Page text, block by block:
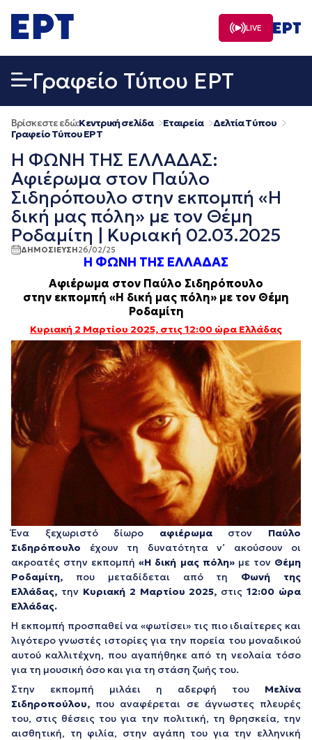
σε
περιεχόμενο
LIVE
Γραφείο Τύπου ΕΡΤ
Βρίσκεστε εδώ:Κεντρική σελίδα Εταιρεία
Δελτία Τύπου
Γραφείο Τύπου ΕΡΤ
Η ΦΩΝΗ ΤΗΣ ΕΛΛΑΔΑΣ:
Αφιέρωμα στον Παύλο
Σιδηρόπουλο στην εκπομπή «Η
δική μας πόλη» με τον Θέμη
Ροδαμίτη | Κυριακή 02.03.2025
ΔΗΜΟΣΙΕΥΣΗ26/02/25
Η ΦΩΝΗ ΤΗΣ ΕΛΛΑΔΑΣ
Αφιέρωμα στον Παύλο Σιδηρόπουλο
στην εκπομπή «Η δική μας πόλη» με τον Θέμη
Ροδαμίτη
Κυριακή 2 Μαρτίου 2025, στις 12:00 ώρα Ελλάδας
Ένα ξεχωριστό δίωρο αφιέρωμα στον Παύλο
Σιδηρόπουλο έχουν τη δυνατότητα ν’ ακούσουν οι
ακροατές στην εκπομπή«Η δική μας πόλη»με τον Θέμη
Ροδαμίτη, που μεταδίδεται από τη Φωνή της
Ελλάδας, την Κυριακή 2 Μαρτίου 2025, στις12:00 ώρα
Ελλάδας.
Η εκπομπή προσπαθεί να «φωτίσει» τις πιο ιδιαίτερες και
λιγότερο γνωστές ιστορίες για την πορεία του μοναδικού
αυτού καλλιτέχνη, που αγαπήθηκε από τη νεολαία τόσο
για τη μουσική όσο και για τη στάση ζωής του.
Στην εκπομπή μιλάει η αδερφή του Μελίνα
Σιδηροπούλου, που αναφέρεται σε άγνωστες πλευρές
του, στις θέσεις του για την πολιτική, τη θρησκεία, την
αισθητική, τη φιλία, στην αγάπη του για την ελληνική